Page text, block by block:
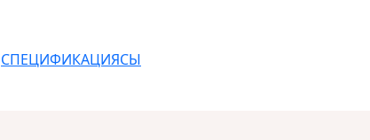
СПЕЦИФИКАЦИЯСЫ